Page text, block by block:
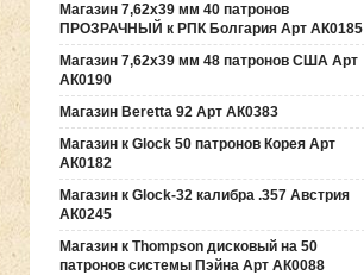
Магазин 7,62х39 мм 40 патронов
ПРОЗРАЧНЫЙ к РПК Болгария Арт АК0185
Магазин 7,62х39 мм 48 патронов США Арт
АК0190
Магазин Beretta 92 Арт АК0383
Магазин к Glock 50 патронов Корея Арт
АК0182
Магазин к Glock-32 калибра .357 Австрия
АК0245
Магазин к Thompson дисковый на 50
патронов системы Пэйна Арт АК0088